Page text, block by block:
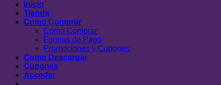
Inicio
Tienda
Como Comprar
Como Comprar
Formas de Pago
Promociones y Cupones
Como Descargar
Cupones
Acceder